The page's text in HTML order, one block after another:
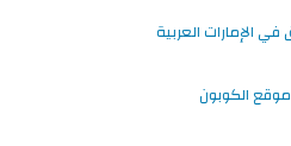
الإمارات العربية
الكوبون